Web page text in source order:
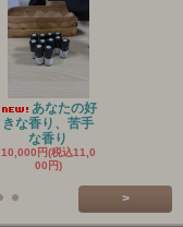
あなたの好
きな香り、苦手
な香り
10,000円(税込11,0
00円)
>